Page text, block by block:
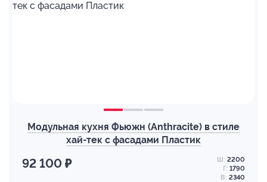
Модульная кухня Фьюжн (Anthracite) в стиле
хай-тек с фасадами Пластик
92 100 ₽ Ш: 2200
Г: 1790
В: 2340